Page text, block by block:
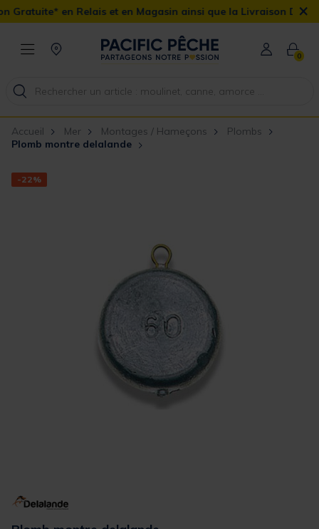
en Relais et en Magasin ainsi que la Livraison Domicile
×
0
Accueil Mer Montages / Hameçons
Plombs
Plomb montre delalande
-22%